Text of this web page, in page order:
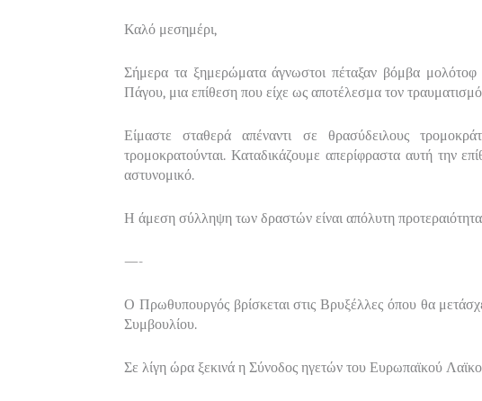
Καλό μεσημέρι,
Σήμερα τα ξημερώματα άγνωστοι πέταξαν βόμβα
Πάγου, μια επίθεση που είχε ως αποτέλεσμα τον
Είμαστε σταθερά απέναντι σε θρασύδειλους
τρομοκρατούνται. Καταδικάζουμε απερίφραστα αυτή την
αστυνομικό.
Η άμεση σύλληψη των δραστών είναι απόλυτη
—-
Ο Πρωθυπουργός βρίσκεται στις Βρυξέλλες όπου θα
Συμβουλίου.
Σε λίγη ώρα ξεκινά η Σύνοδος ηγετών του Ευρωπαϊκού